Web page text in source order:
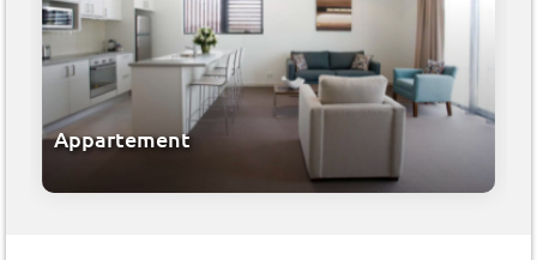
Appartement